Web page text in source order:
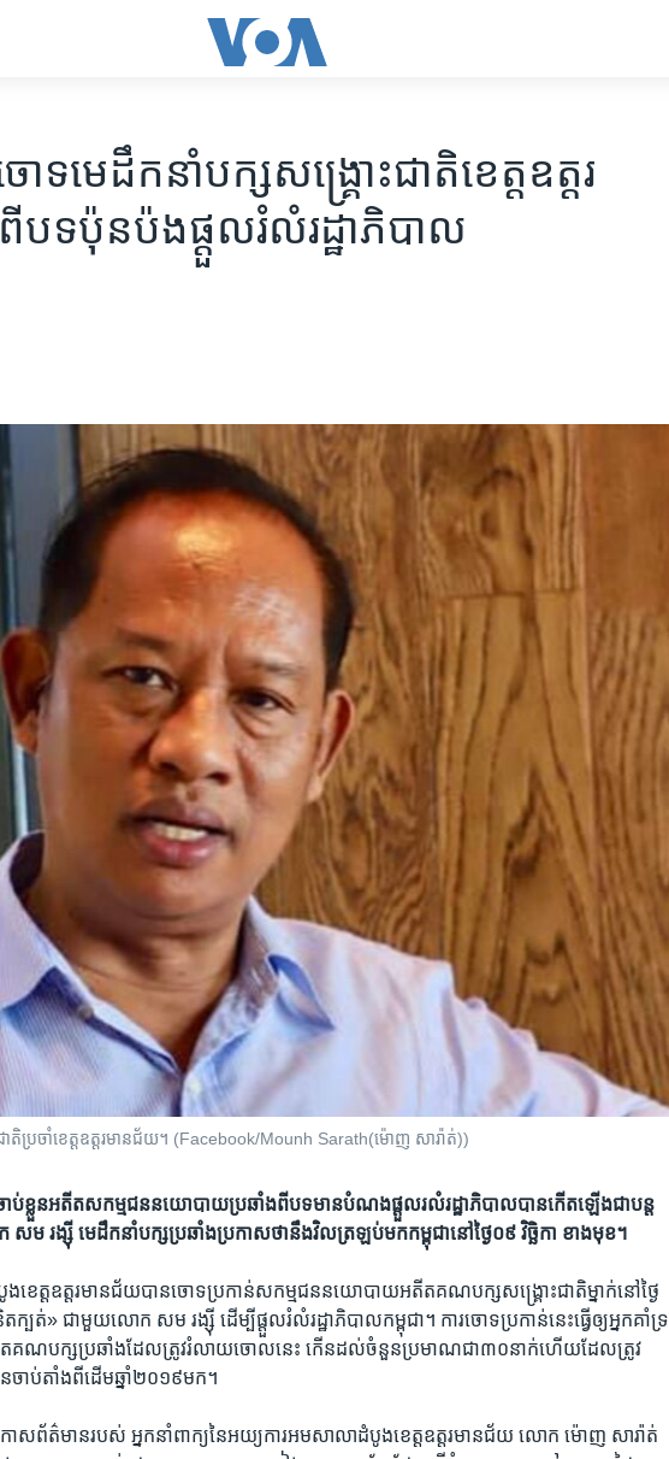
ទ​មេដឹកនាំ​បក្ស​សង្គ្រោះ​ជាតិ​​ខេត្ត​ឧត្តរ​
ទ​ប៉ុនប៉ង​ផ្តួល​រំលំ​រដ្ឋាភិបាល
តិ​ប្រចាំខេត្ត​ឧត្តរមានជ័យ។ (Facebook/Mounh Sarath(ម៉ោញ សារ៉ាត់))
ាប់​ខ្លួន​អតីត​សកម្មជន​​នយោ​បាយ​ប្រឆាំង​ពី​បទ​​មាន​បំណង​ផ្តួល​រលំ​រដ្ឋា​ភិបាល​​បាន​កើតឡើង​ជាបន្ត​
ម រង្ស៊ី មេដឹក​នាំ​បក្ស​ប្រឆាំង​ប្រកាស​ថា​នឹង​វិល​ត្រឡប់​មក​កម្ពុជា​នៅ​ថ្ងៃ​០៩ វិច្ឆិកា ខាងមុខ។
ខេត្ត​ឧត្តរមាន​ជ័យ​បាន​ចោទ​ប្រកាន់​សកម្ម​ជន​នយោបាយ​អតីត​គណបក្ស​សង្គ្រោះ​ជាតិ​ម្នាក់​នៅថ្ងៃ​
ក្បត់» ជាមួយ​លោក សម រង្ស៊ី ដើម្បី​ផ្តួល​រំលំ​រដ្ឋាភិបាល​កម្ពុជា​។ ការ​ចោទ​ប្រកាន់​នេះធ្វើ​ឲ្យ​អ្នក​គាំទ្រ​
ណបក្ស​ប្រឆាំង​ដែល​ត្រូវ​រំលាយ​ចោល​នេះ ​កើន​ដល់​ចំនួន​ប្រមាណ​ជា​៣០​នាក់ហើយ​ដែល​ត្រូវ​
ចាប់​តាំង​ពី​ដើម​ឆ្នាំ​២០១៩​មក។
ាស​ព័ត៌មាន​របស់ អ្នក​នាំ​ពាក្យ​នៃ​អយ្យការ​អមសាលា​ដំបូង​ខេត្ត​ឧត្តរមានជ័យ លោក ម៉ោញ សារ៉ាត់